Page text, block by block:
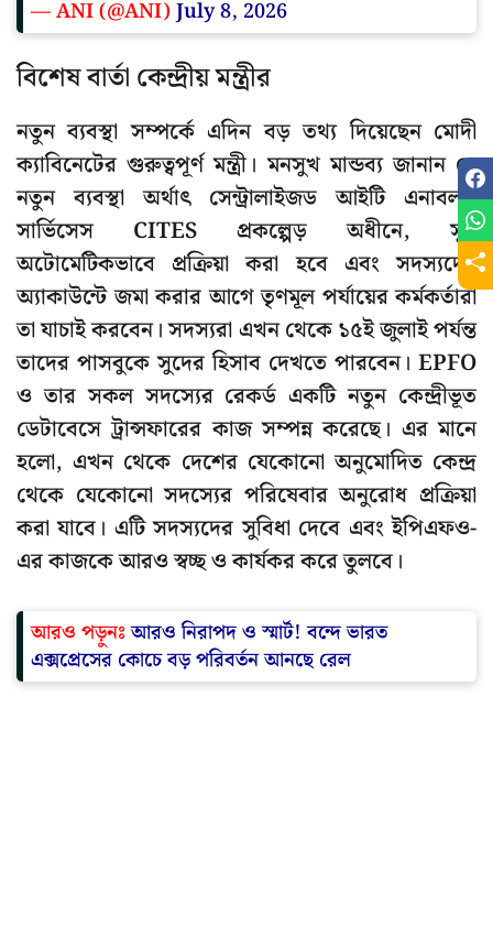
— ANI (@ANI) July 8, 2026
বিশেষ বার্তা কেন্দ্রীয় মন্ত্রীর
নতুন ব্যবস্থা সম্পর্কে এদিন বড় তথ্য দিয়েছেন মোদী
ক্যাবিনেটের গুরুত্বপূর্ণ মন্ত্রী। মনসুখ মান্ডব্য জানান যে
নতুন ব্যবস্থা অর্থাৎ সেন্ট্রালাইজড আইটি এনাবলড
সার্ভিসেস CITES প্রকল্পেড় অধীনে, সুদ
অটোমেটিকভাবে প্রক্রিয়া করা হবে এবং সদস্যদের
অ্যাকাউন্টে জমা করার আগে তৃণমূল পর্যায়ের কর্মকর্তারা
তা যাচাই করবেন। সদস্যরা এখন থেকে ১৫ই জুলাই পর্যন্ত
তাদের পাসবুকে সুদের হিসাব দেখতে পারবেন। EPFO
ও তার সকল সদস্যের রেকর্ড একটি নতুন কেন্দ্রীভূত
ডেটাবেসে ট্রান্সফারের কাজ সম্পন্ন করেছে। এর মানে
হলো, এখন থেকে দেশের যেকোনো অনুমোদিত কেন্দ্র
থেকে যেকোনো সদস্যের পরিষেবার অনুরোধ প্রক্রিয়া
করা যাবে। এটি সদস্যদের সুবিধা দেবে এবং ইপিএফও-
এর কাজকে আরও স্বচ্ছ ও কার্যকর করে তুলবে।
আরও পড়ুনঃআরও নিরাপদ ও স্মার্ট! বন্দে ভারত
এক্সপ্রেসের কোচে বড় পরিবর্তন আনছে রেল